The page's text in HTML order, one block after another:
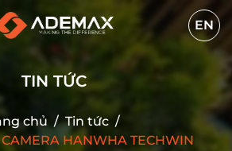
EN
TIN TỨC
chủ / Tin tức /
CAMERA HANWHA TECHWIN